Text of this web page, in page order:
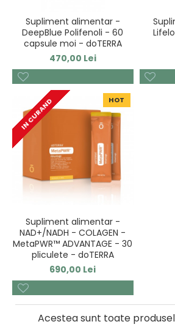
Supliment alimentar -
DeepBlue Polifenoli - 60
capsule moi - doTERRA
470,00 Lei
HOT
IN CURAND
Supliment alimentar -
NAD+/NADH - COLAGEN -
MetaPWR™ ADVANTAGE - 30
pliculete - doTERRA
690,00 Lei
Acestea sunt toate